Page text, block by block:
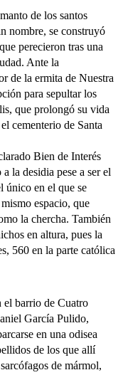
de los santos
nombre, se construyó
perecieron tras una
Ante la
de la ermita de Nuestra
para sepultar los
que prolongó su vida
cementerio de Santa
Bien de Interés
la desidia pese a ser el
único en el que se
espacio, que
la chercha. También
en altura, pues la
560 en la parte católica
barrio de Cuatro
García Pulido,
en una odisea
de los que allí
de mármol,